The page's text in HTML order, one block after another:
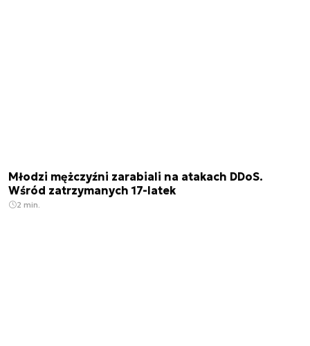
Młodzi mężczyźni zarabiali na atakach DDoS.
Wśród zatrzymanych 17-latek
2 min.